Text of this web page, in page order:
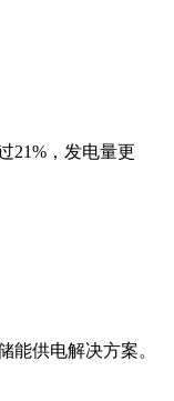
21%，发电量更
能供电解决方案。